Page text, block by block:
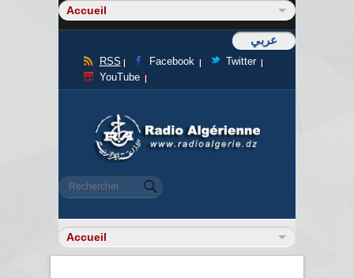
عربي
RSS Facebook
Twitter
YouTube
Formulaire de recherche
Rechercher